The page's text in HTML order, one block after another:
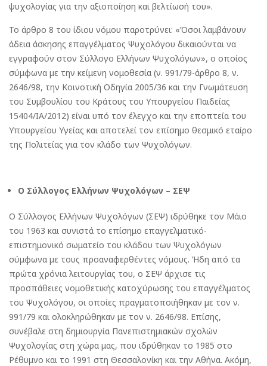
ψυχολογίας για την αξιοποίηση και βελτίωσή του».
Το άρθρο 8 του ίδιου νόμου παροτρύνει: «Όσοι λαμβάνουν
άδεια άσκησης επαγγέλματος Ψυχολόγου δικαιούνται να
εγγραφούν στον Σύλλογο Ελλήνων Ψυχολόγων», ο οποίος
σύμφωνα με την κείμενη νομοθεσία (ν. 991/79-άρθρο 8, ν.
2646/98, την Κοινοτική Οδηγία 2005/36 και την Γνωμάτευση
του Συμβουλίου του Κράτους του Υπουργείου Παιδείας
15404/ΙΑ/2012) είναι υπό τον έλεγχο και την εποπτεία του
Υπουργείου Υγείας και αποτελεί τον επίσημο θεσμικό εταίρο
της Πολιτείας για τον κλάδο των Ψυχολόγων.
Ο Σύλλογος Ελλήνων Ψυχολόγων – ΣΕΨ
Ο Σύλλογος Ελλήνων Ψυχολόγων (ΣΕΨ) ιδρύθηκε τον Μάιο
του 1963 και συνιστά το επίσημο επαγγελματικό-
επιστημονικό σωματείο του κλάδου των Ψυχολόγων
σύμφωνα με τους προαναφερθέντες νόμους. Ήδη από τα
πρώτα χρόνια λειτουργίας του, ο ΣΕΨ άρχισε τις
προσπάθειες νομοθετικής κατοχύρωσης του επαγγέλματος
του Ψυχολόγου, οι οποίες πραγματοποιήθηκαν με τον ν.
991/79 και ολοκληρώθηκαν με τον ν. 2646/98. Επίσης,
συνέβαλε στη δημιουργία Πανεπιστημιακών σχολών
Ψυχολογίας στη χώρα μας, που ιδρύθηκαν το 1985 στο
Ρέθυμνο και το 1991 στη Θεσσαλονίκη και την Αθήνα. Ακόμη,